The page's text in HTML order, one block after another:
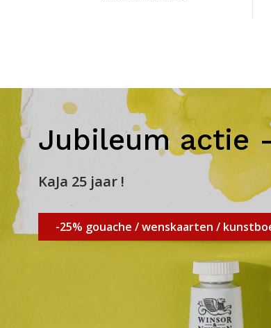
Jubileum actie
KaJa 25 jaar !
-25% gouache / wenskaarten /